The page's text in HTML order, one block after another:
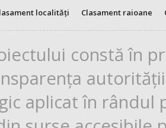
localități Clasament raioane
constă în
aplicat în rândul